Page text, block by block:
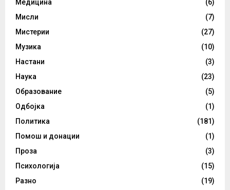
Медицина
(6)
Мисли
(7)
Мистерии
(27)
Музика
(10)
Настани
(3)
Наука
(23)
Образование
(5)
Одбојка
(1)
Политика
(181)
Помош и донации
(1)
Проза
(3)
Психологија
(15)
Разно
(19)